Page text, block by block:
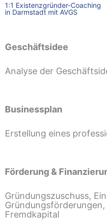
1:1 Existenzgründer-Coaching
in Darmstadt mit AVGS
Geschäftsidee
Analyse der
Businessplan
Erstellung eines
Förderung &
Gründungszuschuss,
Fremdkapital